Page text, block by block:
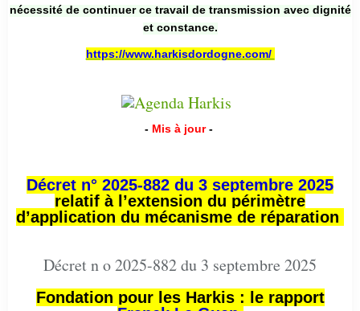
nécessité de continuer ce travail de transmission avec dignité
et constance.
https://www.harkisdordogne.com/
- Mis à jour -
Décret n° 2025-882 du 3 septembre 2025
relatif à l’extension du périmètre
d’application du mécanisme de réparation
Décret n o 2025-882 du 3 septembre 2025
Fondation pour les Harkis : le rapport